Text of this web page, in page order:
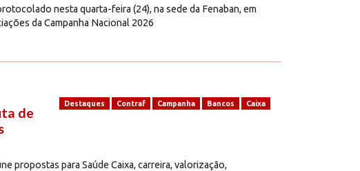
nesta quarta-feira (24), na sede da Fenaban, em
da Campanha Nacional 2026
Destaques Contraf Campanha Bancos Caixa
de
propostas para Saúde Caixa, carreira, valorização,